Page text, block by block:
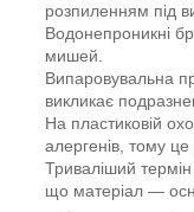
розпиленням під
Водонепроникні
мишей.
Випаровувальна
викликає
На пластиковій
алергенів, тому
Триваліший термін
що матеріал —